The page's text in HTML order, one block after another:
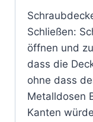
Schließen:
öffnen und
dass die
ohne dass
Metalldosen
Kanten